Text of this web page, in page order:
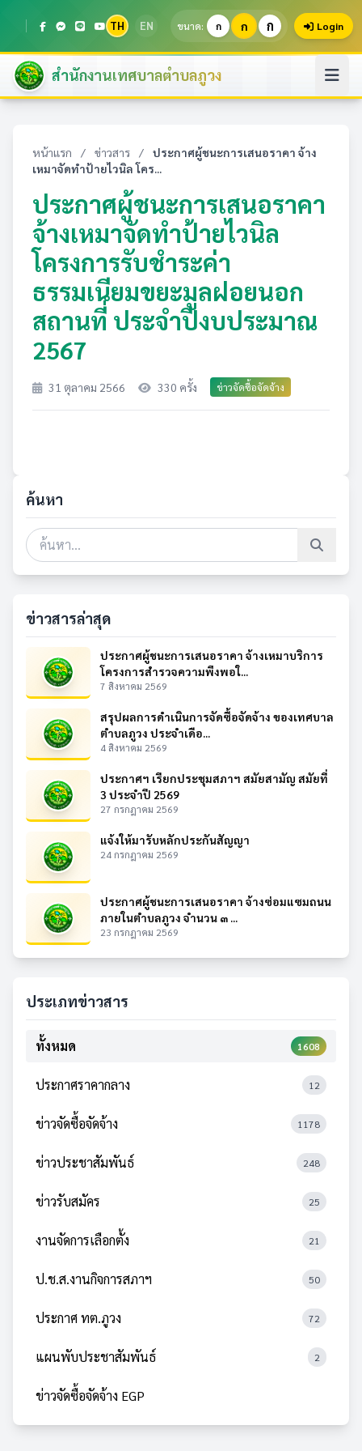
TH EN ขนาด: ก ก ก Login
สำนักงานเทศบาลตำบลภูวง
หน้าแรก / ข่าวสาร /
ประกาศผู้ชนะการเสนอราคา จ้าง
เหมาจัดทำป้ายไวนิล โคร...
ประกาศผู้ชนะการเสนอราคา
จ้างเหมาจัดทำป้ายไวนิล
โครงการรับชำระค่า
ธรรมเนียมขยะมูลฝอยนอก
สถานที่ ประจำปีงบประมาณ
2567
31 ตุลาคม 2566 330 ครั้ง ข่าวจัดซื้อจัดจ้าง
ค้นหา
ข่าวสารล่าสุด
ประกาศผู้ชนะการเสนอราคา จ้างเหมาบริการ
โครงการสำรวจความพึงพอใ...
7 สิงหาคม 2569
สรุปผลการดำเนินการจัดซื้อจัดจ้าง ของเทศบาล
ตำบลภูวง ประจำเดือ...
4 สิงหาคม 2569
ประกาศฯ เรียกประชุมสภาฯ สมัยสามัญ สมัยที่
3 ประจำปี 2569
27 กรกฎาคม 2569
แจ้งให้มารับหลักประกันสัญญา
24 กรกฎาคม 2569
ประกาศผู้ชนะการเสนอราคา จ้างซ่อมแซมถนน
ภายในตำบลภูวง จำนวน ๓ ...
23 กรกฎาคม 2569
ประเภทข่าวสาร
ทั้งหมด 1608
ประกาศราคากลาง 12
ข่าวจัดซื้อจัดจ้าง 1178
ข่าวประชาสัมพันธ์ 248
ข่าวรับสมัคร 25
งานจัดการเลือกตั้ง 21
ป.ช.ส.งานกิจการสภาฯ 50
ประกาศ ทต.ภูวง 72
แผนพับประชาสัมพันธ์ 2
ข่าวจัดซื้อจัดจ้าง EGP